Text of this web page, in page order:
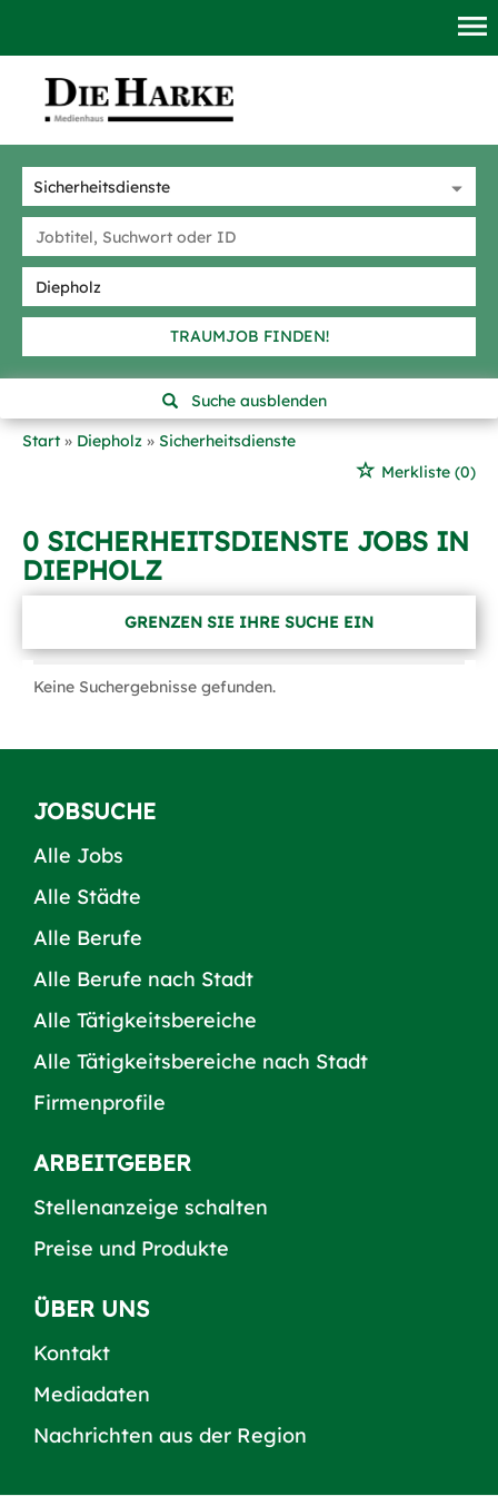
TRAUMJOB FINDEN!
Suche ausblenden
Start
Diepholz
Sicherheitsdienste
Merkliste (0)
0 SICHERHEITSDIENSTE JOBS IN
DIEPHOLZ
GRENZEN SIE IHRE SUCHE EIN
Keine Suchergebnisse gefunden.
JOBSUCHE
Alle Jobs
Alle Städte
Alle Berufe
Alle Berufe nach Stadt
Alle Tätigkeitsbereiche
Alle Tätigkeitsbereiche nach Stadt
Firmenprofile
ARBEITGEBER
Stellenanzeige schalten
Preise und Produkte
ÜBER UNS
Kontakt
Mediadaten
Nachrichten aus der Region